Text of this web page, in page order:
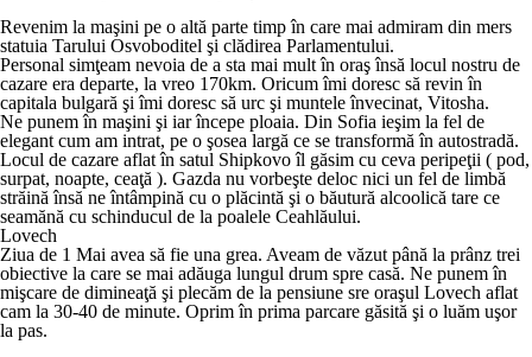
Revenim la maşini pe o altă parte timp în care mai admiram din mers
statuia Tarului Osvoboditel şi clădirea Parlamentului.
Personal simţeam nevoia de a sta mai mult în oraş însă locul nostru de
cazare era departe, la vreo 170km. Oricum îmi doresc să revin în
capitala bulgară şi îmi doresc să urc şi muntele învecinat, Vitosha.
Ne punem în maşini şi iar începe ploaia. Din Sofia ieşim la fel de
elegant cum am intrat, pe o şosea largă ce se transformă în autostradă.
Locul de cazare aflat în satul Shipkovo îl găsim cu ceva peripeţii ( pod,
surpat, noapte, ceaţă ). Gazda nu vorbeşte deloc nici un fel de limbă
străină însă ne întâmpină cu o plăcintă şi o băutură alcoolică tare ce
seamănă cu schinducul de la poalele Ceahlăului.
Lovech
Ziua de 1 Mai avea să fie una grea. Aveam de văzut până la prânz trei
obiective la care se mai adăuga lungul drum spre casă. Ne punem în
mişcare de dimineaţă şi plecăm de la pensiune sre oraşul Lovech aflat
cam la 30-40 de minute. Oprim în prima parcare găsită şi o luăm uşor
la pas.